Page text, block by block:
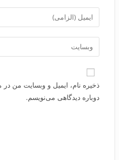
ذخیره نام، ایمیل و وبسایت من
دوباره دیدگاهی می‌نویسم.